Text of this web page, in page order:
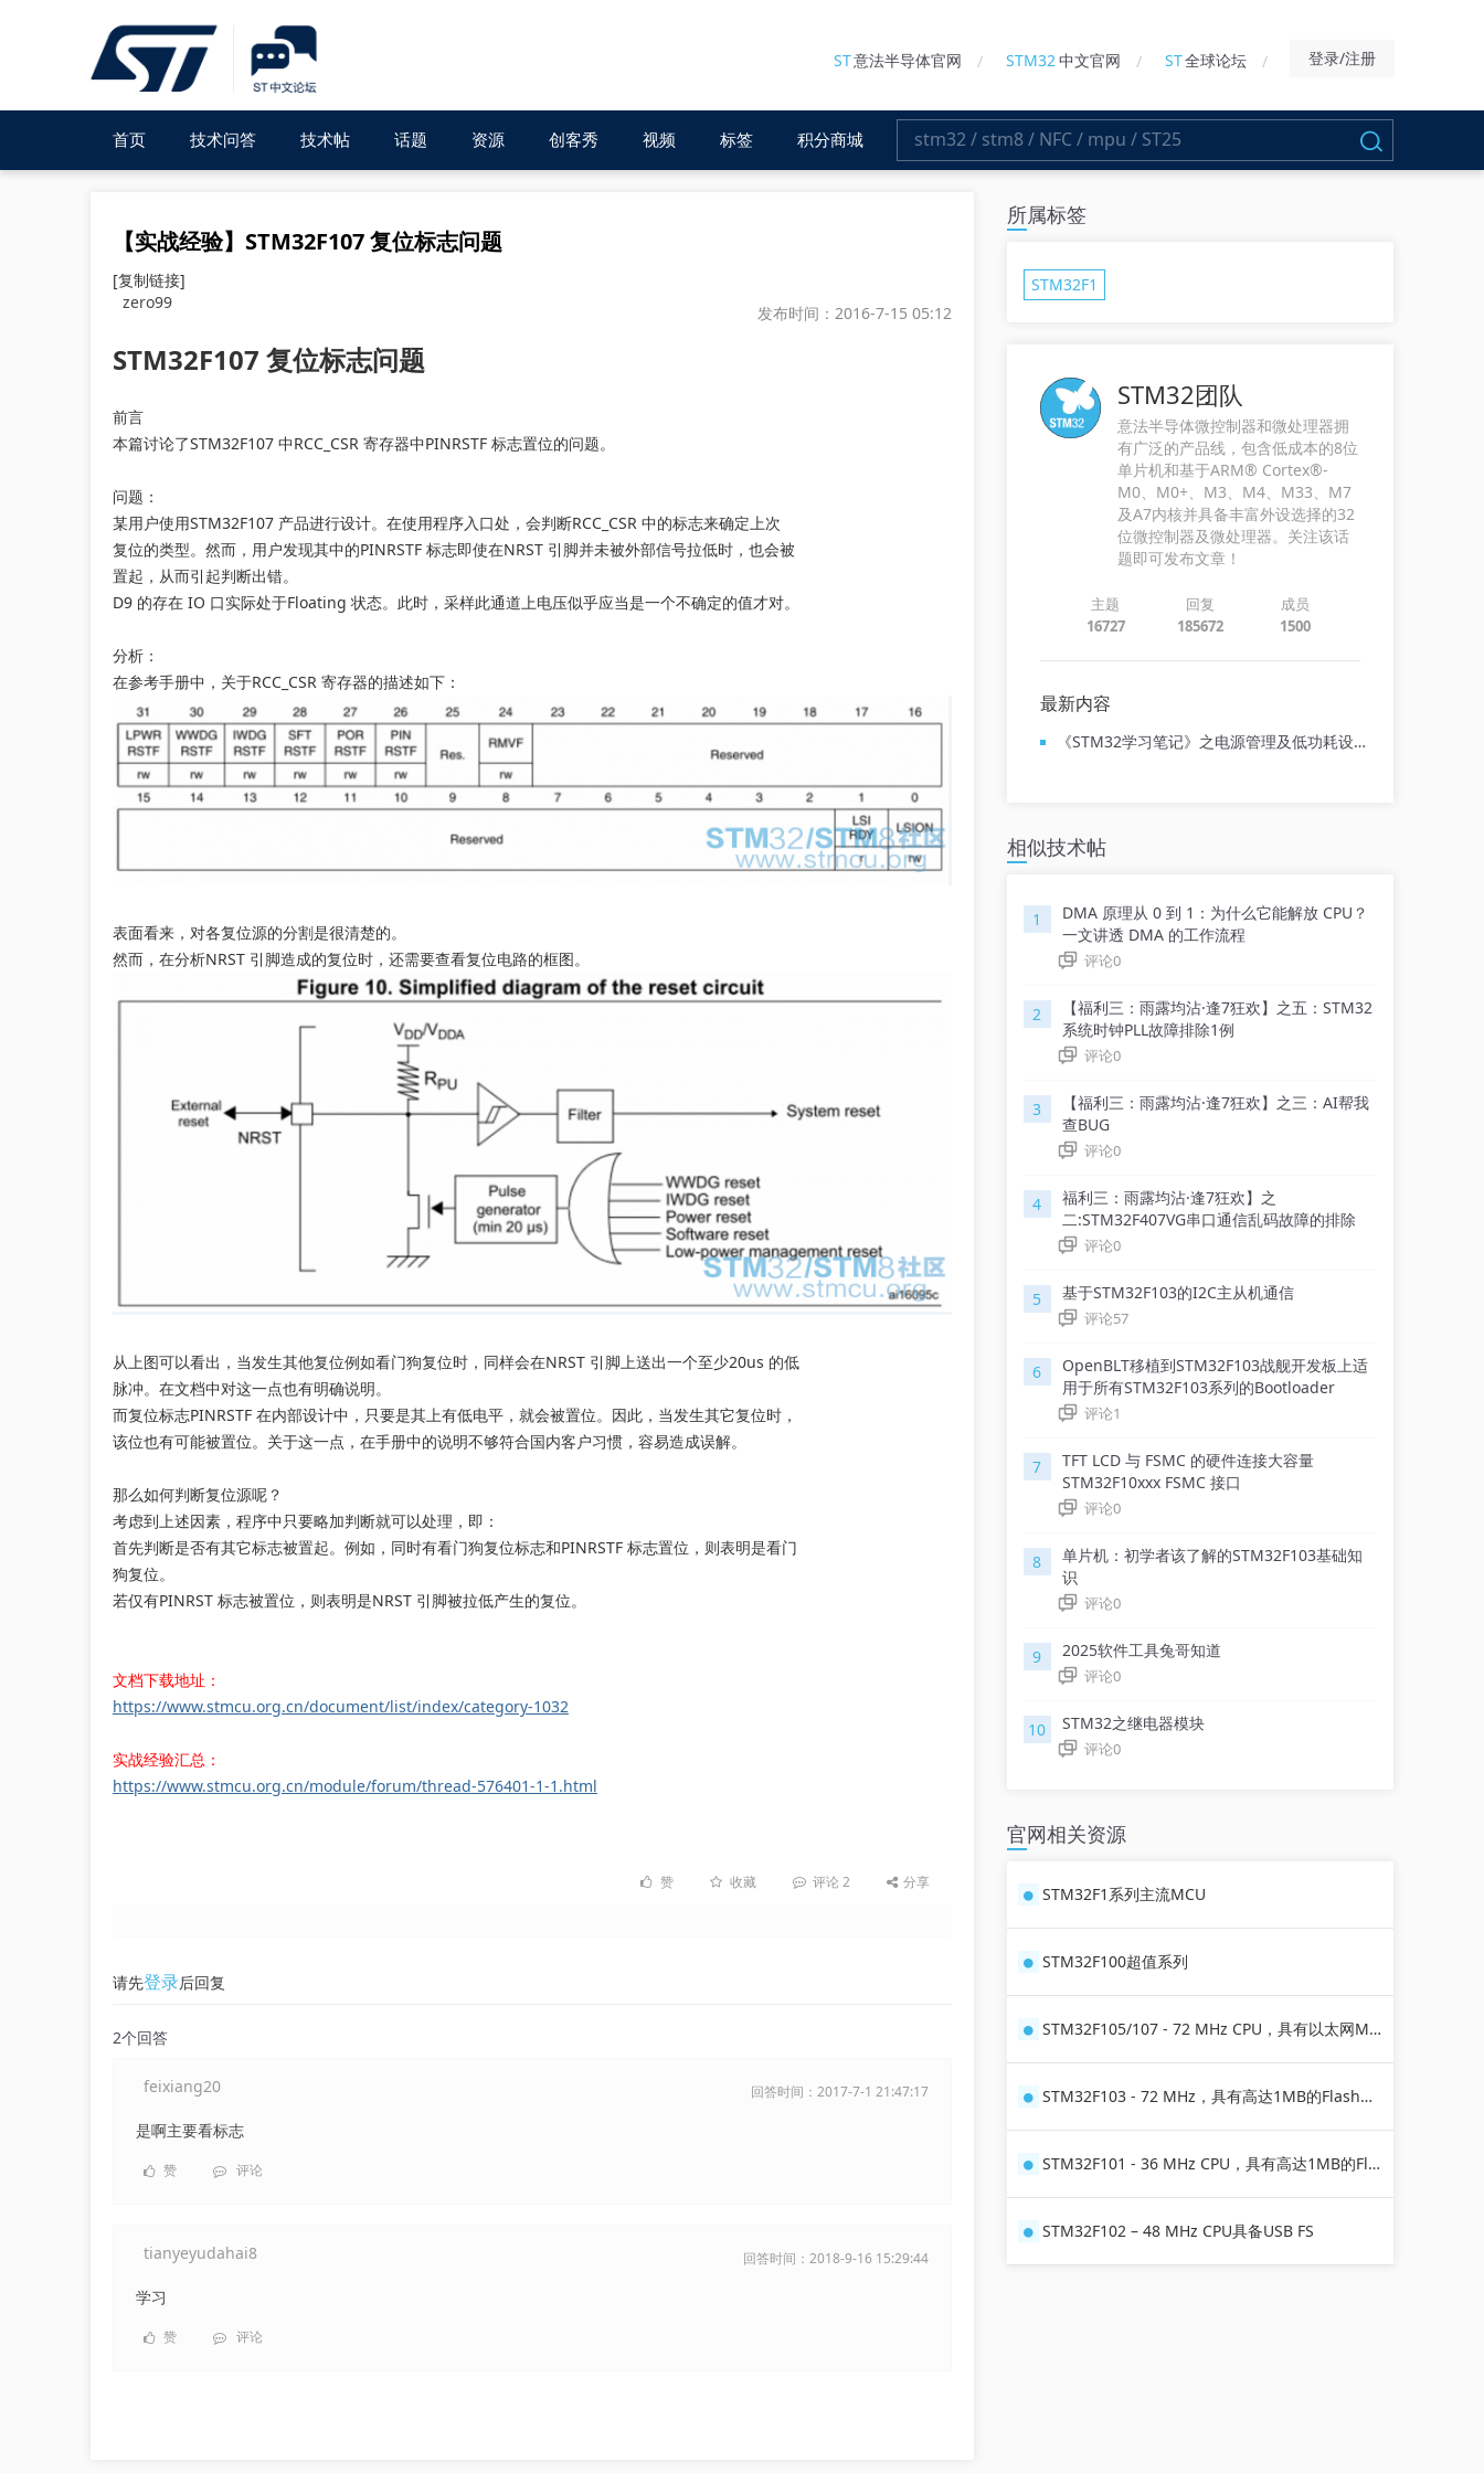
ST意法半导体官网 STM32中文官网 ST全球论坛 登录/注册
首页 技术问答 技术帖 话题 资源 创客秀 视频 标签 积分商城
【实战经验】STM32F107 复位标志问题
[复制链接]
zero99
发布时间：2016-7-15 05:12
STM32F107 复位标志问题
前言
本篇讨论了STM32F107 中RCC_CSR 寄存器中PINRSTF 标志置位的问题。
问题：
某用户使用STM32F107 产品进行设计。在使用程序入口处，会判断RCC_CSR 中的标志来确定上次
复位的类型。然而，用户发现其中的PINRSTF 标志即使在NRST 引脚并未被外部信号拉低时，也会被
置起，从而引起判断出错。
D9 的存在 IO 口实际处于Floating 状态。此时，采样此通道上电压似乎应当是一个不确定的值才对。
分析：
在参考手册中，关于RCC_CSR 寄存器的描述如下：
表面看来，对各复位源的分割是很清楚的。
然而，在分析NRST 引脚造成的复位时，还需要查看复位电路的框图。
从上图可以看出，当发生其他复位例如看门狗复位时，同样会在NRST 引脚上送出一个至少20us 的低
脉冲。在文档中对这一点也有明确说明。
而复位标志PINRSTF 在内部设计中，只要是其上有低电平，就会被置位。因此，当发生其它复位时，
该位也有可能被置位。关于这一点，在手册中的说明不够符合国内客户习惯，容易造成误解。
那么如何判断复位源呢？
考虑到上述因素，程序中只要略加判断就可以处理，即：
首先判断是否有其它标志被置起。例如，同时有看门狗复位标志和PINRSTF 标志置位，则表明是看门
狗复位。
若仅有PINRST 标志被置位，则表明是NRST 引脚被拉低产生的复位。
文档下载地址：
https://www.stmcu.org.cn/document/list/index/category-1032
实战经验汇总：
https://www.stmcu.org.cn/module/forum/thread-576401-1-1.html
赞 收藏 评论 2 分享
请先登录后回复
2个回答
feixiang20 回答时间：2017-7-1 21:47:17
是啊主要看标志
赞 评论
tianyeyudahai8 回答时间：2018-9-16 15:29:44
学习
赞 评论
所属标签
STM32F1
STM32团队
意法半导体微控制器和微处理器拥
有广泛的产品线，包含低成本的8位
单片机和基于ARM® Cortex®-
M0、M0+、M3、M4、M33、M7
及A7内核并具备丰富外设选择的32
位微控制器及微处理器。关注该话
题即可发布文章！
主题
16727
回复
185672
成员
1500
最新内容
《STM32学习笔记》之电源管理及低功耗设计要点
相似技术帖
1
DMA 原理从 0 到 1：为什么它能解放 CPU？
一文讲透 DMA 的工作流程
评论0
2
【福利三：雨露均沾·逢7狂欢】之五：STM32
系统时钟PLL故障排除1例
评论0
3
【福利三：雨露均沾·逢7狂欢】之三：AI帮我
查BUG
评论0
4
福利三：雨露均沾·逢7狂欢】之
二:STM32F407VG串口通信乱码故障的排除
评论0
5 基于STM32F103的I2C主从机通信
评论57
6
OpenBLT移植到STM32F103战舰开发板上适
用于所有STM32F103系列的Bootloader
评论1
7
TFT LCD 与 FSMC 的硬件连接大容量
STM32F10xxx FSMC 接口
评论0
8
单片机：初学者该了解的STM32F103基础知
识
评论0
9 2025软件工具兔哥知道
评论0
10 STM32之继电器模块
评论0
官网相关资源
STM32F1系列主流MCU
STM32F100超值系列
STM32F105/107 - 72 MHz CPU，具有以太网MAC、CAN和USB 2.0 OT
STM32F103 - 72 MHz，具有高达1MB的Flash、电机控制、USB和CAN
STM32F101 - 36 MHz CPU，具有高达1MB的Flash
STM32F102 – 48 MHz CPU具备USB FS